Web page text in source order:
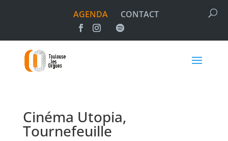
AGENDA CONTACT
Cinéma Utopia,
Tournefeuille